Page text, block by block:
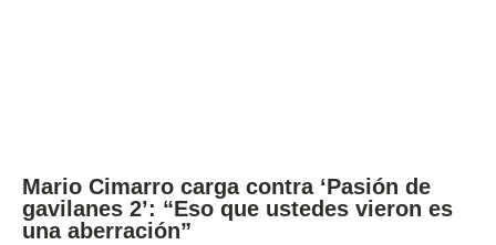
Mario Cimarro carga contra ‘Pasión de
gavilanes 2’: “Eso que ustedes vieron es
una aberración”